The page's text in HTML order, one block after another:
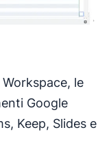
le
Google
Keep, Slides e